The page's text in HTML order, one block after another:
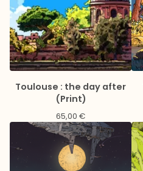
Toulouse : the day after
(Print)
65,00 €